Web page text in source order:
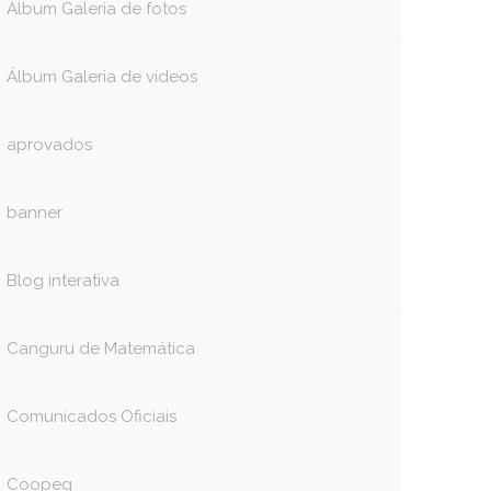
Álbum Galeria de fotos
Álbum Galeria de vídeos
aprovados
banner
Blog interativa
Canguru de Matemática
Comunicados Oficiais
Coopeg